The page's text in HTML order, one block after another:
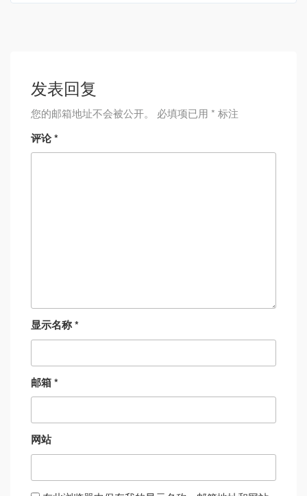
发表回复
您的邮箱地址不会被公开。 必填项已用 * 标注
评论*
显示名称*
邮箱*
网站